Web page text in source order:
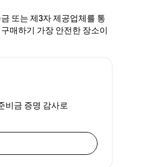
또는 제3자 제공업체를 통
매하기 가장 안전한 장소이
비금 증명 감사로